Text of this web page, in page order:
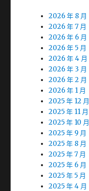
2026 年 8 月
2026 年 7 月
2026 年 6 月
2026 年 5 月
2026 年 4 月
2026 年 3 月
2026 年 2 月
2026 年 1 月
2025 年 12 月
2025 年 11 月
2025 年 10 月
2025 年 9 月
2025 年 8 月
2025 年 7 月
2025 年 6 月
2025 年 5 月
2025 年 4 月